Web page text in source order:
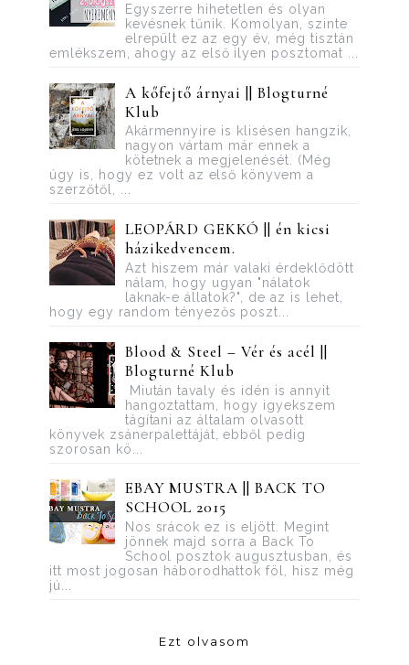
Egyszerre hihetetlen és olyan
kevésnek tűnik. Komolyan, szinte
elrepült ez az egy év, még tisztán
emlékszem, ahogy az első ilyen posztomat ...
A kőfejtő árnyai || Blogturné
Klub
Akármennyire is klisésen hangzik,
nagyon vártam már ennek a
kötetnek a megjelenését. (Még
úgy is, hogy ez volt az első könyvem a
szerzőtől, ...
LEOPÁRD GEKKÓ || én kicsi
házikedvencem.
Azt hiszem már valaki érdeklődött
nálam, hogy ugyan "nálatok
laknak-e állatok?", de az is lehet,
hogy egy random tényezős poszt...
Blood ​& Steel – Vér és acél ||
Blogturné Klub
Miután tavaly és idén is annyit
hangoztattam, hogy igyekszem
tágítani az általam olvasott
könyvek zsánerpalettáját, ebből pedig
szorosan kö...
EBAY MUSTRA || BACK TO
SCHOOL 2015
Nos srácok ez is eljött. Megint
jönnek majd sorra a Back To
School posztok augusztusban, és
itt most jogosan háborodhattok föl, hisz még
jú...
Ezt olvasom